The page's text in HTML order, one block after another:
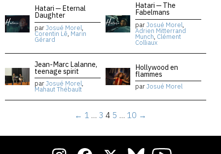
Hatari — Eternal
Daughter
parJosué Morel,
Corentin Lê, Marin
Gérard
Hatari — The
Fabelmans
parJosué Morel,
Adrien Mitterrand
Munch, Clément
Colliaux
Jean-Marc Lalanne,
teenage spirit
parJosué Morel,
Mahaut Thébault
Hollywood en
flammes
parJosué Morel
← 1 … 3 4 5 … 10 →